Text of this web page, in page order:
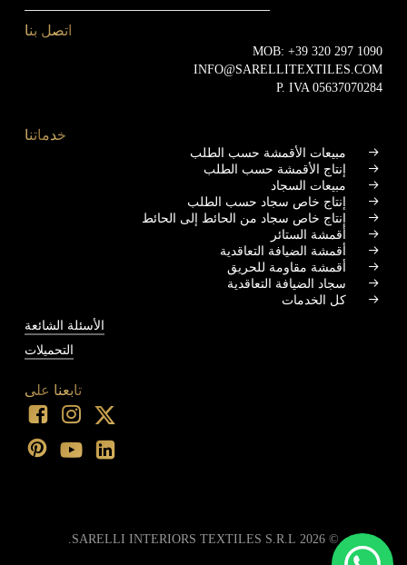
اتصل بنا
MOB:+39 320 297 1090
INFO@SARELLITEXTILES.COM
P. IVA 05637070284
خدماتنا
مبيعات الأقمشة حسب الطلب
إنتاج الأقمشة حسب الطلب
مبيعات السجاد
إنتاج خاص سجاد حسب الطلب
إنتاج خاص سجاد من الحائط إلى الحائط
أقمشة الستائر
أقمشة الضيافة التعاقدية
أقمشة مقاومة للحريق
سجاد الضيافة التعاقدية
كل الخدمات
الأسئلة الشائعة
التحميلات
تابعنا على
©
2026